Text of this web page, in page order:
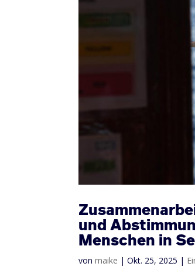
und
Menschen in
vonmaike |Okt. 25, 2025 |